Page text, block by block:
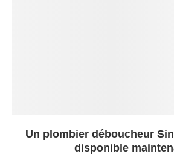
Un plombier déboucheur
disponible